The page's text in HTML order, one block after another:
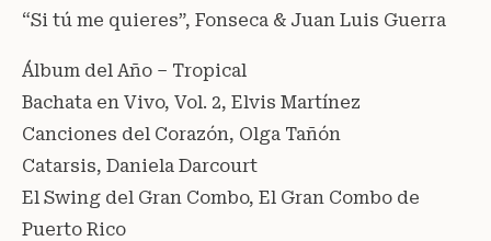
“Si tú me quieres”, Fonseca & Juan Luis Guerra
Álbum del Año – Tropical
Bachata en Vivo, Vol. 2, Elvis Martínez
Canciones del Corazón, Olga Tañón
Catarsis, Daniela Darcourt
El Swing del Gran Combo, El Gran Combo de
Puerto Rico